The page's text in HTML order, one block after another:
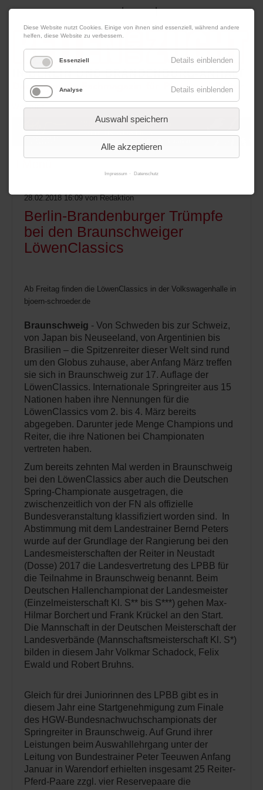
09. August 2026 Impressum|Kontakt|Datenschutz
Werbung
28.02.2018 16:09 von Redaktion
Berlin-Brandenburger Trümpfe
bei den Braunschweiger
LöwenClassics
Ab Freitag finden die LöwenClassics in der Volkswagenhalle in
bjoern-schroeder.de
Braunschweig - Von Schweden bis zur Schweiz,
von Japan bis Neuseeland, von Argentinien bis
Brasilien – die Spitzenreiter dieser Welt sind rund
um den Globus zuhause, aber Anfang März treffen
sie sich in Braunschweig zur 17. Auflage der
LöwenClassics. Internationale Springreiter aus 15
Nationen haben ihre Nennungen für die
LöwenClassics vom 2. bis 4. März bereits
abgegeben. Darunter jede Menge Champions und
Reiter, die ihre Nationen bei Championaten
vertreten haben.
Zum bereits zehnten Mal werden in Braunschweig
bei den LöwenClassics aber auch die Deutschen
Spring-Championate ausgetragen, die
zwischenzeitlich von der FN als offizielle
Bundesveranstaltung klassifiziert worden sind. In
Abstimmung mit dem Landestrainer Bernd Peters
wurde auf der Grundlage der Rangierung bei den
Landesmeisterschaften der Reiter in Neustadt
(Dosse) 2017 die Landesvertretung des LPBB für
die Teilnahme in Braunschweig benannt. Beim
Deutschen Hallenchampionat der Landesmeister
(Einzelmeisterschaft Kl. S** bis S***) gehen Max-
Hilmar Borchert und Frank Krückel an den Start.
Die Mannschaft in der Deutschen Meisterschaft der
Landesverbände (Mannschaftsmeisterschaft Kl. S*)
bilden in diesem Jahr Volkmar Schadock, Felix
Ewald und Robert Bruhns.
Gleich für drei Juniorinnen des LPBB gibt es in
diesem Jahr eine Startgenehmigung zum Finale
des HGW-Bundesnachwuchschampionats der
Springreiter in Braunschweig. Auf Grund ihrer
Leistungen beim Auswahllehrgang unter der
Leitung von Bundestrainer Peter Teeuwen Anfang
Januar in Warendorf erhielten insgesamt 25 Reiter-
Pferd-Paare zzgl. vier Reservepaare die
Diese Website nutzt Cookies. Einige von ihnen sind essenziell, während andere
helfen, diese Website zu verbessern.
Essenziell Details einblenden
Analyse Details einblenden
Auswahl speichern
Alle akzeptieren
Impressum Datenschutz